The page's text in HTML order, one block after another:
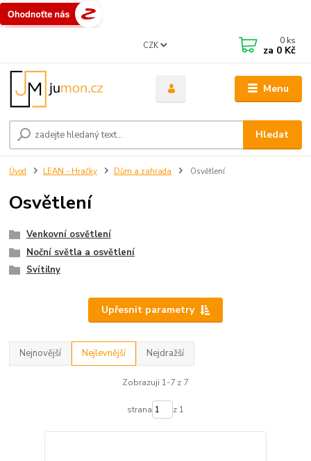
Menu
CZK
Hledat
0 ks
za 0 Kč
Úvod LEAN - Hračky Dům a zahrada Osvětlení
Osvětlení
Venkovní osvětlení
Noční světla a osvětlení
Svítilny
Upřesnit parametry
Nejnovější Nejlevnější Nejdražší
Zobrazuji 1-7 z 7
strana z 1